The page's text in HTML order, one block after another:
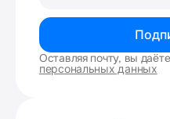
Оставляя почту, вы
персональных данных